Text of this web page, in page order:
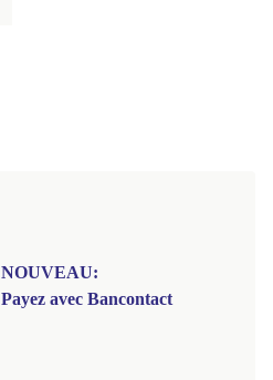
NOUVEAU:
Payez avec Bancontact